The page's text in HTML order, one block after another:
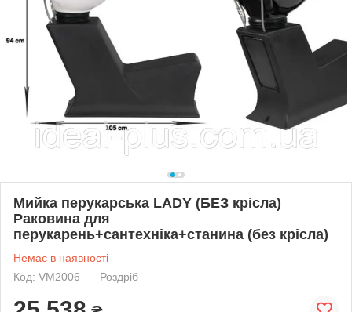
Мийка перукарська LADY (БЕЗ крісла)
Раковина для
перукарень+сантехніка+станина (без крісла)
Немає в наявності
Код: VM2006
Роздріб